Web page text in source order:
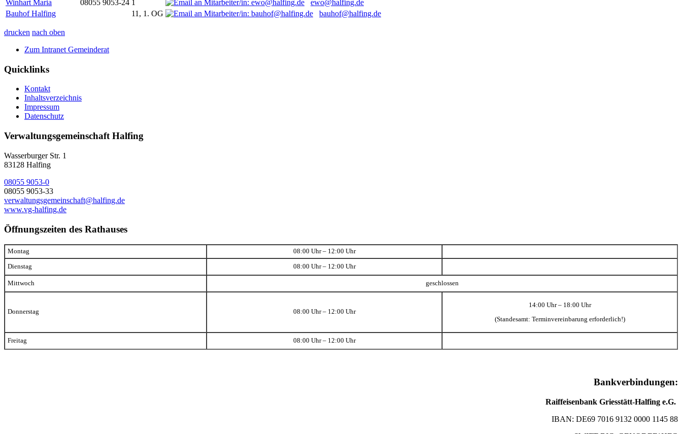
Winhart Maria
08055 9053-24 1
ewo@halfing.de
Bauhof Halfing
11, 1. OG bauhof@halfing.de
drucken nach oben
Zum Intranet Gemeinderat
Quicklinks
Kontakt
Inhaltsverzeichnis
Impressum
Datenschutz
Verwaltungsgemeinschaft Halfing
Wasserburger Str. 1
83128 Halfing
08055 9053-0
08055 9053-33
verwaltungsgemeinschaft@halfing.de
www.vg-halfing.de
Öffnungszeiten des Rathauses
Montag 08:00 Uhr – 12:00 Uhr
Dienstag 08:00 Uhr – 12:00 Uhr
Mittwoch geschlossen
Donnerstag 08:00 Uhr – 12:00 Uhr
14:00 Uhr – 18:00 Uhr
(Standesamt: Terminvereinbarung erforderlich!)
Freitag 08:00 Uhr – 12:00 Uhr
Bankverbindungen:
Raiffeisenbank Griesstätt-Halfing e.G.
IBAN: DE69 7016 9132 0000 1145 88